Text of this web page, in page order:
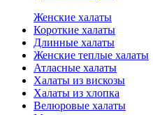
Женские халаты
Короткие халаты
Длинные халаты
Женские теплые халаты
Атласные халаты
Халаты из вискозы
Халаты из хлопка
Велюровые халаты